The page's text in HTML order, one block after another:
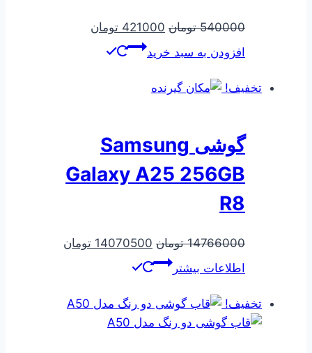
540000 تومان قیمت
اصلی
بود.
421000 تومان
افزودن به سبد خرید
تخفیف!
گوشی Samsung
Galaxy A25 256GB
R8
14766000 تومان قیمت
اصلی
14070500 تومان
اطلاعات بیشتر
تخفیف!